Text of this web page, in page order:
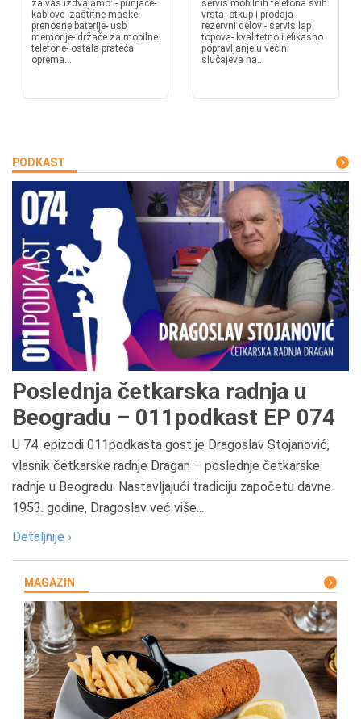
za vas izdvajamo: - punjače-
kablove- zaštitne maske-
prenosne baterije- usb
memorije- držače za mobilne
telefone- ostala prateća
oprema...
servis mobilnih telefona svih
vrsta- otkup i prodaja-
rezervni delovi- servis lap
topova- kvalitetno i efikasno
popravljanje u većini
slučajeva na...
PODKAST
Poslednja četkarska radnja u
Beogradu – 011podkast EP 074
U 74. epizodi 011podkasta gost je Dragoslav Stojanović,
vlasnik četkarske radnje Dragan – poslednje četkarske
radnje u Beogradu. Nastavljajući tradiciju započetu davne
1953. godine, Dragoslav već više...
Detaljnije ›
MAGAZIN